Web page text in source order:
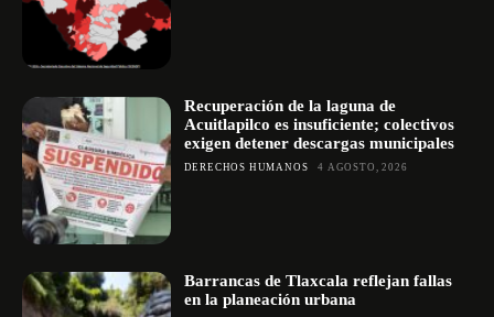
Recuperación de la laguna de
Acuitlapilco es insuficiente; colectivos
exigen detener descargas municipales
DERECHOS HUMANOS 4 AGOSTO, 2026
Barrancas de Tlaxcala reflejan fallas
en la planeación urbana